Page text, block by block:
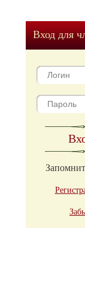
Вход для